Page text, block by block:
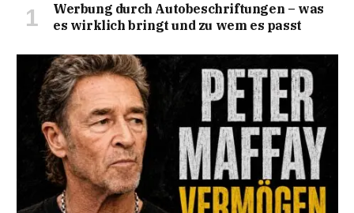
Werbung durch Autobeschriftungen – was
es wirklich bringt und zu wem es passt